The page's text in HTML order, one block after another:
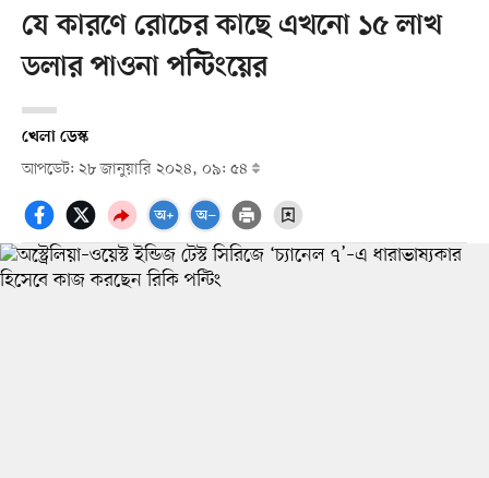
যে কারণে রোচের কাছে এখনো ১৫ লাখ
ডলার পাওনা পন্টিংয়ের
খেলা ডেস্ক
আপডেট: ২৮ জানুয়ারি ২০২৪, ০৯: ৫৪